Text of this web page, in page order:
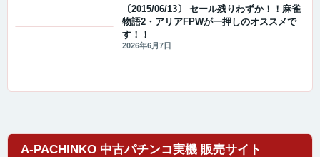
〔2015/06/13〕 セール残りわずか！！麻雀
物語2・アリアFPWが一押しのオススメで
す！！
2026年6月7日
A-PACHINKO 中古パチンコ実機 販売サイト